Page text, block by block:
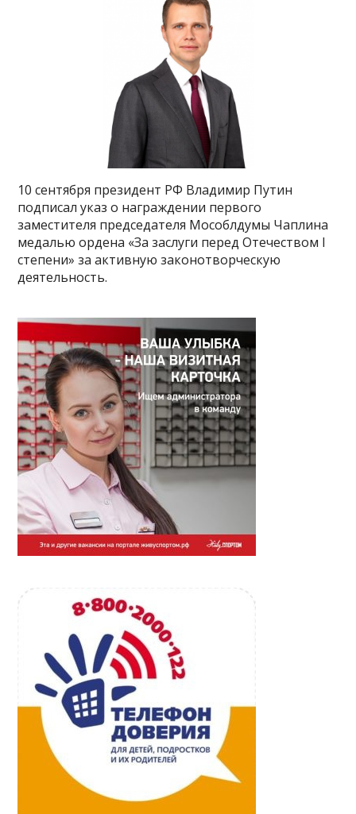
10 сентября президент РФ Владимир Путин
подписал указ о награждении первого
заместителя председателя Мособлдумы Чаплина
медалью ордена «За заслуги перед Отечеством I
степени» за активную законотворческую
деятельность.